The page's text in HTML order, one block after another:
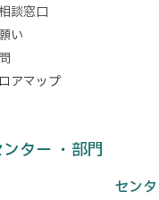
談窓口
い
アマップ
ター ・部門
セン